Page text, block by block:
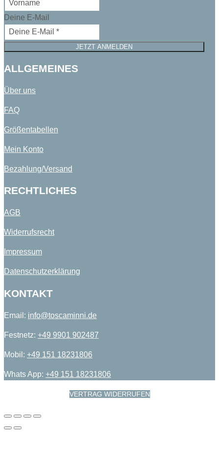
Deine E-Mail
JETZT ANMELDEN
ALLGEMEINES
Über uns
FAQ
Größentabellen
Mein Konto
Bezahlung/Versand
RECHTLICHES
AGB
Widerrufsrecht
Impressum
Datenschutzerklärung
KONTAKT
Email: info@toscaminni.de​
Festnetz: +49 9901 902487​
Mobil: +49 151 18231806​
Whats App: +49 151 18231806
VERTRAG WIDERRUFEN